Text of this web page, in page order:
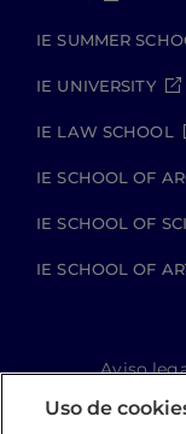
IE SUMMER
IE UNIVERSITY
IE LAW SCHOOL
IE SCHOOL OF
IE SCHOOL OF
IE SCHOOL OF
Aviso
Política de
Uso de